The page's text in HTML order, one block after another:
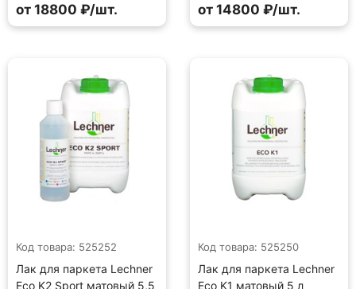
от 18800 ₽/шт. от 14800 ₽/шт.
Код товара: 525252
Лак для паркета Lechner
Eco K2 Sport матовый 5,5
Код товара: 525250
Лак для паркета Lechner
Eco K1 матовый 5 л